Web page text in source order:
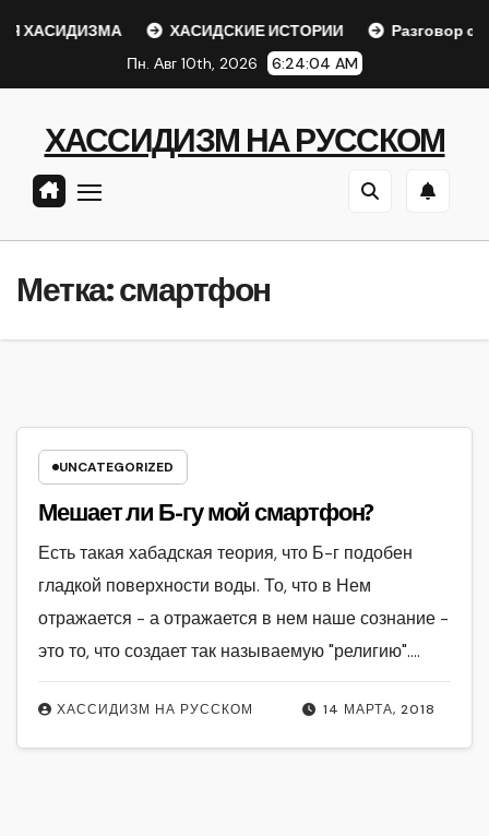
ХАСИДИЗМА ХАСИДСКИЕ ИСТОРИИ
Разговор с
Пн. Авг 10th, 2026
6:24:04 AM
ХАССИДИЗМ НА РУССКОМ
Метка:смартфон
UNCATEGORIZED
Мешает ли Б-гу мой смартфон?
14 МАРТА, 2018
ХАССИДИЗМ НА РУССКОМ
Есть такая хабадская теория, что Б-г подобен
гладкой поверхности воды. То, что в Нем
отражается - а отражается в нем наше сознание -
это то, что создает так называемую "религию".…